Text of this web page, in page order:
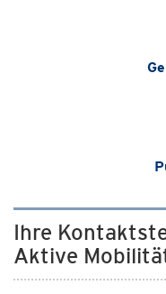
Ihre
Aktive